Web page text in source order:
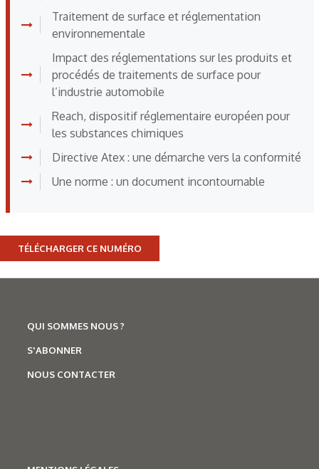
Traitement de surface et réglementation
environnementale
Impact des réglementations sur les produits et
procédés de traitements de surface pour
l’industrie automobile
Reach, dispositif réglementaire européen pour
les substances chimiques
Directive Atex : une démarche vers la conformité
Une norme : un document incontournable
TÉLÉCHARGER CE NUMÉRO
QUI SOMMES NOUS ?
S'ABONNER
NOUS CONTACTER